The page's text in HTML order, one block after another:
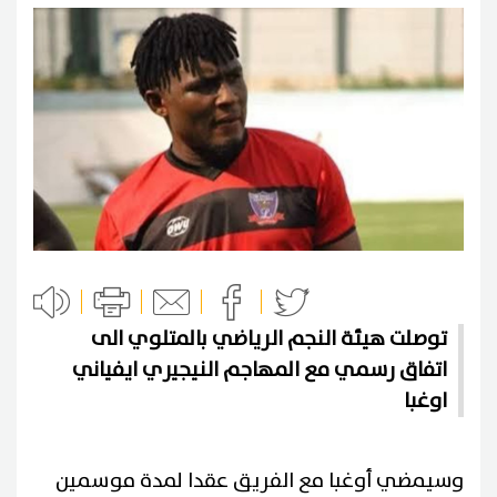
توصلت هيئة النجم الرياضي بالمتلوي الى
اتفاق رسمي مع المهاجم النيجيري ايفياني
اوغبا
وسيمضي أوغبا مع الفريق عقدا لمدة موسمين